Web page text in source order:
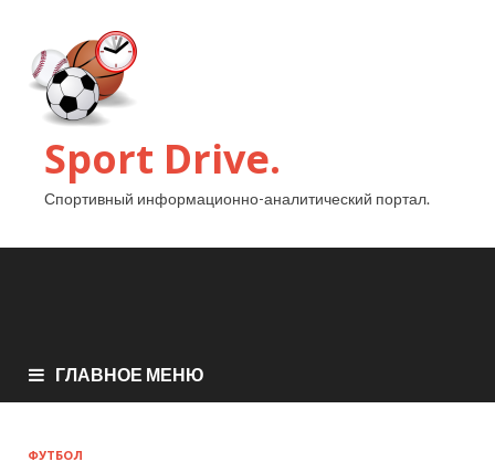
Sport Drive.
Спортивный информационно-аналитический портал.
ГЛАВНОЕ МЕНЮ
ФУТБОЛ